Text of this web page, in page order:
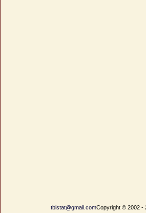
tblstat@gmail.comCopyright © 2002 -